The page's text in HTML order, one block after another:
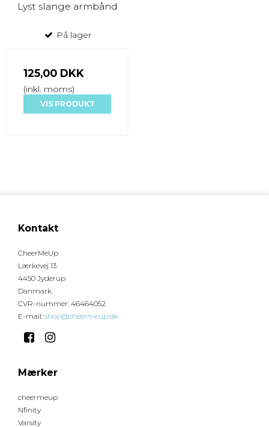
Lyst slange armbånd
På lager
125,00 DKK
(inkl. moms)
VIS PRODUKT
Kontakt
CheerMeUp
Lærkevej 13
4450 Jyderup
Danmark
CVR-nummer: 46464052
E-mail: shop@cheermeup.dk
Mærker
cheermeup
Nfinity
Varsity